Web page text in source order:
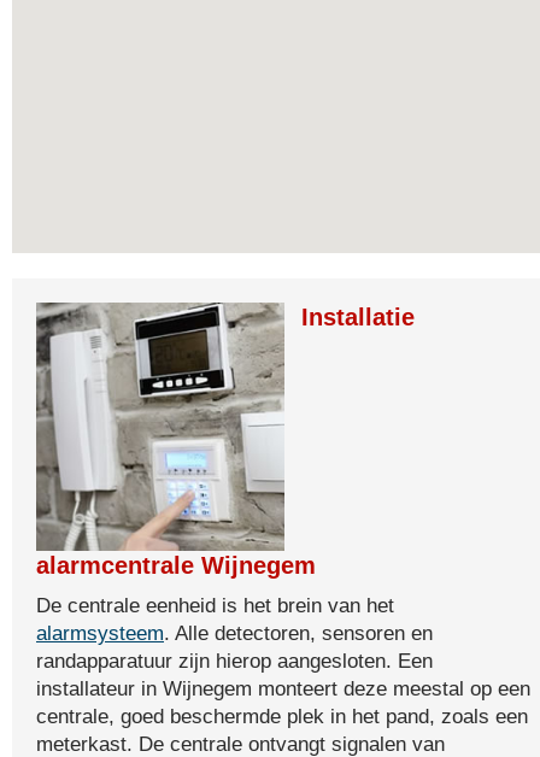
Installatie
alarmcentrale Wijnegem
De centrale eenheid is het brein van het
alarmsysteem. Alle detectoren, sensoren en
randapparatuur zijn hierop aangesloten. Een
installateur in Wijnegem monteert deze meestal op een
centrale, goed beschermde plek in het pand, zoals een
meterkast. De centrale ontvangt signalen van